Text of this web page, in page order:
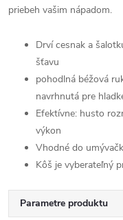
priebeh vašim nápadom.
Drví cesnak a
šťavu
pohodlná béžová
navrhnutá pre
Efektívne: husto
výkon
Vhodné do
Kôš je vyberateľný
Parametre produktu